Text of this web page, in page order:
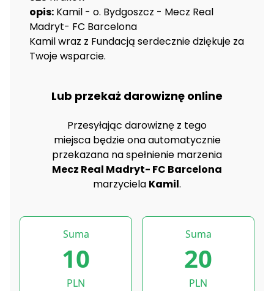
opis: Kamil - o. Bydgoszcz - Mecz Real
Madryt- FC Barcelona
Kamil wraz z Fundacją serdecznie dziękuje za
Twoje wsparcie.
Lub przekaż darowiznę online
Przesyłając darowiznę z tego
miejsca będzie ona automatycznie
przekazana na spełnienie marzenia
Mecz Real Madryt- FC Barcelona
marzyciela Kamil.
Suma
10
PLN
Suma
20
PLN